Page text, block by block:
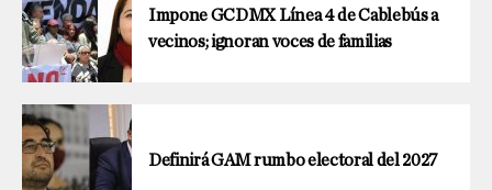
Impone GCDMX Línea 4 de Cablebús a
vecinos; ignoran voces de familias
Definirá GAM rumbo electoral del 2027